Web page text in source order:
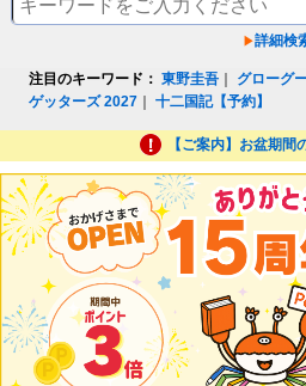
詳細検
注目のキーワード： 東野圭吾 グローグ
ゲッターズ 2027 ｜十二国記【予約】
【ご案内】お盆期間